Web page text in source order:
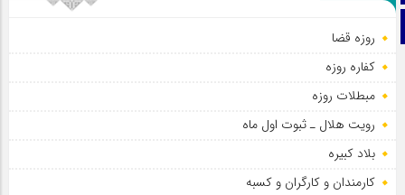
روزه قضا
کفاره روزه
مبطلات روزه
رویت هلال ـ ثبوت اول ماه
بلاد کبیره
کارمندان و کارگران و کسبه